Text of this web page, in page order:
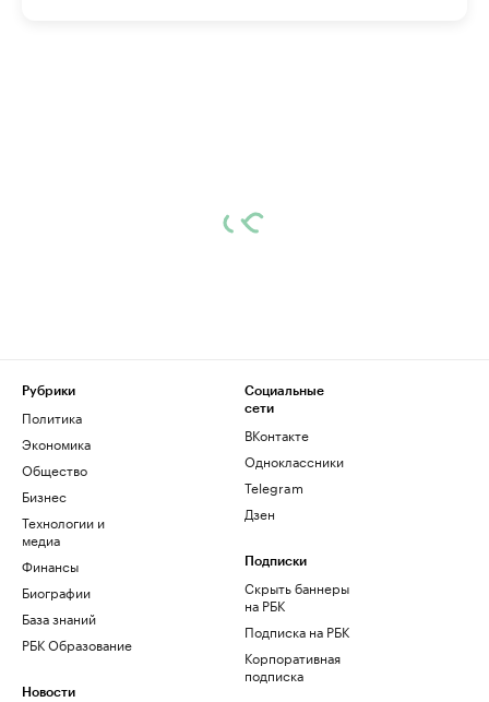
Рубрики
Политика
Экономика
Общество
Бизнес
Технологии и
медиа
Финансы
Биографии
База знаний
РБК Образование
Новости
Социальные
сети
ВКонтакте
Одноклассники
Telegram
Дзен
Подписки
Скрыть баннеры
на РБК
Подписка на РБК
Корпоративная
подписка